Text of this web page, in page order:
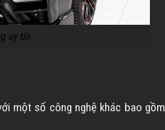
uy tín
một số công nghệ khác bao gồm